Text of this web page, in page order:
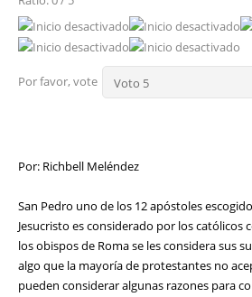
Por favor, vote
Por: Richbell Meléndez
San Pedro uno de los 12 apóstoles
Jesucristo es considerado por los católicos
los obispos de Roma se les considera sus
algo que la mayoría de protestantes no
pueden considerar algunas razones para